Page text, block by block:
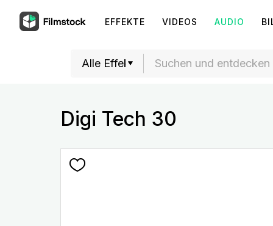
EFFEKTE VIDEOS AUDIO
Digi Tech 30